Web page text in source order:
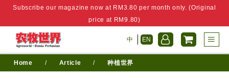
Subscribe our magazine now at RM3.80 per month only. (Original
price at RM9.80)
中 EN
Home / Article / 种植世界